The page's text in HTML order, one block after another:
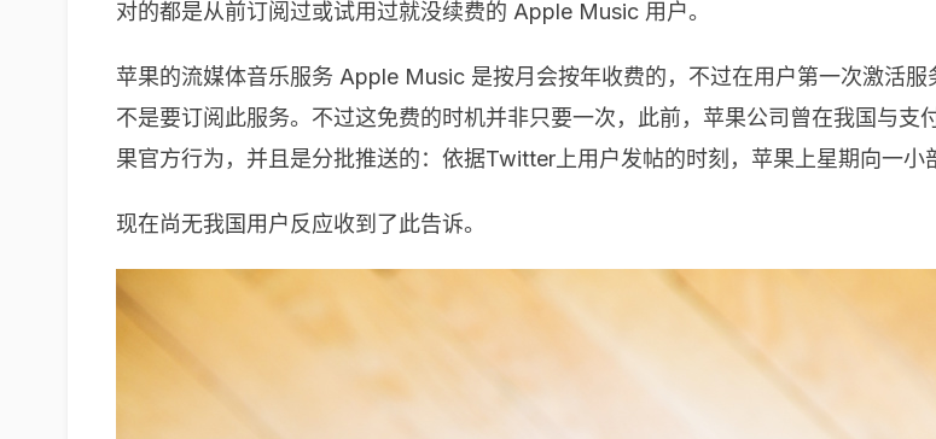
对的都是从前订阅过或试用过就没续费的 Apple Music 用户。
苹果的流媒体音乐服务 Apple Music 是按月会按年收费的，不过在用户第一次激活
不是要订阅此服务。不过这免费的时机并非只要一次，此前，苹果公司曾在我国与
果官方行为，并且是分批推送的：依据Twitter上用户发帖的时刻，苹果上星期向一小
现在尚无我国用户反应收到了此告诉。